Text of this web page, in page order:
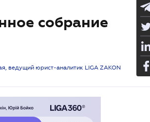
собрание
ведущий юрист-аналитик LIGA ZAKON